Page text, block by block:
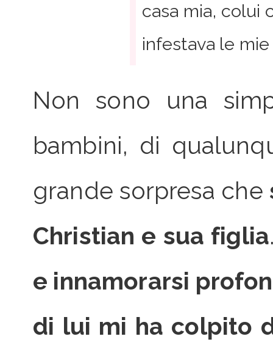
casa mia, colui
infestava le
Non sono una
bambini, di
grande sorpresa che
Christian e sua figlia
e innamorarsi
di lui mi ha colpito